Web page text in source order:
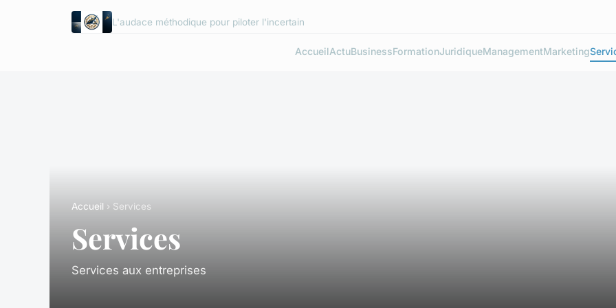
L'audace méthodique pour piloter l'incertain
AccueilActuBusinessFormationJuridiqueManagementMarketing
Accueil › Services
Services
Services aux entreprises